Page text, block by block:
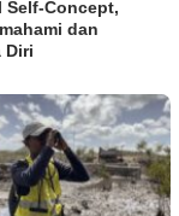
Self-Concept,
dan
Diri